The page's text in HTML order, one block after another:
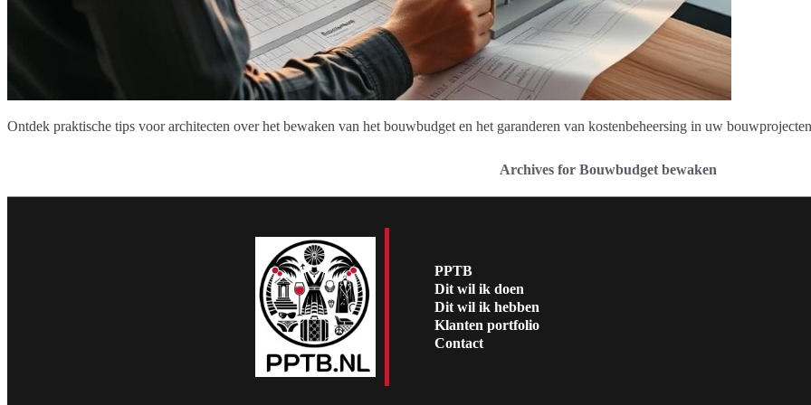
Ontdek praktische tips voor architecten over het bewaken van het bouwbudget en het garanderen van kostenbeheersing in uw
Archives for Bouwbudget bewaken
PPTB
Dit wil ik doen
Dit wil ik hebben
Klanten portfolio
Contact